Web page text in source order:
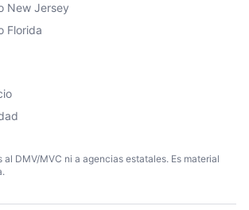
New Jersey
Florida
al DMV/MVC ni a agencias estatales. Es material